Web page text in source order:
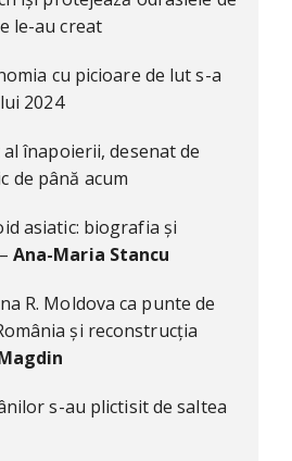
le-au creat
cu picioare de lut s-a
2024
înapoierii, desenat de
de până acum
asiatic: biografia și
Ana-Maria Stancu
R. Moldova ca punte de
și reconstrucția
s-au plictisit de saltea